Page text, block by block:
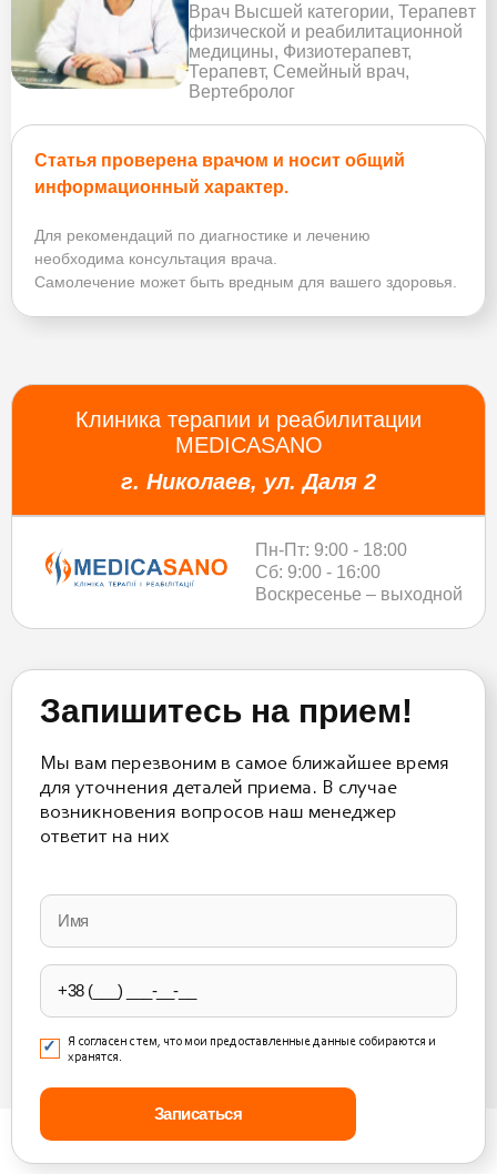
Врач Высшей категории, Терапевт
физической и реабилитационной
медицины, Физиотерапевт,
Терапевт, Семейный врач,
Вертебролог
Статья проверена врачом и носит общий
информационный характер.
Для рекомендаций по диагностике и лечению
необходима консультация врача.
Самолечение может быть вредным для вашего здоровья.
Клиника терапии и реабилитации
MEDICASANO
г. Николаев, ул. Даля 2
Пн-Пт: 9:00 - 18:00
Сб: 9:00 - 16:00
Воскресенье – выходной
Запишитесь на прием!
Мы вам перезвоним в самое ближайшее время
для уточнения деталей приема. В случае
возникновения вопросов наш менеджер
ответит на них
leave
this
field
empty.
Я согласен с тем, что мои предоставленные данные собираются и
хранятся.